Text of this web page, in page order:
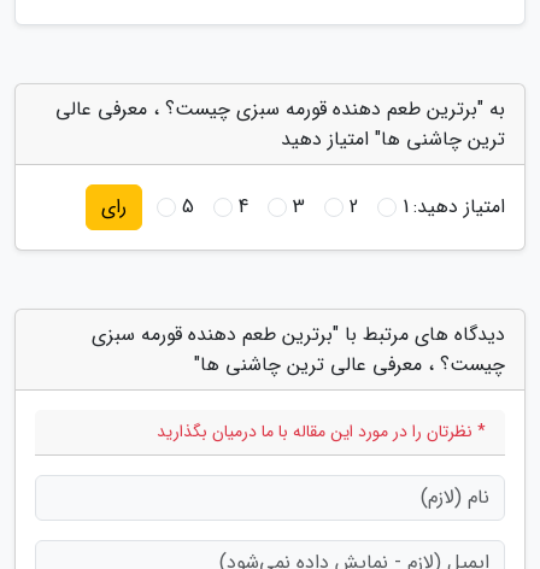
به "برترین طعم دهنده قورمه سبزی چیست؟ ، معرفی عالی
ترین چاشنی ها" امتیاز دهید
امتیاز دهید:1
2
3
4
5 رای
دیدگاه های مرتبط با "برترین طعم دهنده قورمه سبزی
چیست؟ ، معرفی عالی ترین چاشنی ها"
* نظرتان را در مورد این مقاله با ما درمیان بگذارید